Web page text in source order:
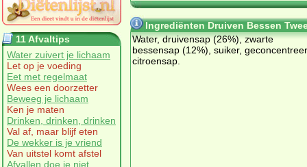
11 Afvaltips
Water zuivert je lichaam
Let op je voeding
Eet met regelmaat
Wees een doorzetter
Beweeg je lichaam
Ken je maten
Drinken, drinken, drinken
Val af, maar blijf eten
De wekker is je vriend
Van uitstel komt afstel
Afvallen doe je niet
Ingrediënten Druiven Bessen
Water, druivensap (26%), zwarte
bessensap (12%), suiker,
citroensap.